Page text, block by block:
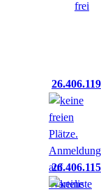
26.406.119
26.406.115